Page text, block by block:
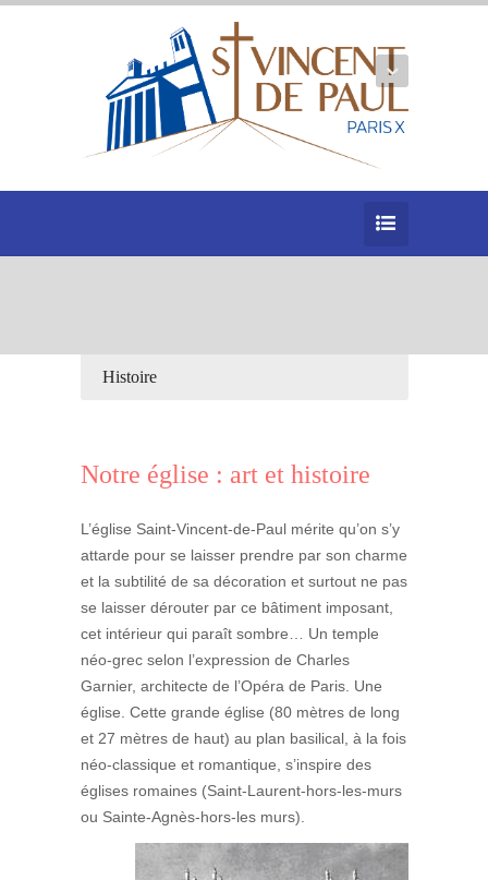
Histoire
Notre église : art et histoire
L’église Saint-Vincent-de-Paul mérite qu’on s’y
attarde pour se laisser prendre par son charme
et la subtilité de sa décoration et surtout ne pas
se laisser dérouter par ce bâtiment imposant,
cet intérieur qui paraît sombre… Un temple
néo-grec selon l’expression de Charles
Garnier, architecte de l’Opéra de Paris. Une
église. Cette grande église (80 mètres de long
et 27 mètres de haut) au plan basilical, à la fois
néo-classique et romantique, s’inspire des
églises romaines (Saint-Laurent-hors-les-murs
ou Sainte-Agnès-hors-les murs).